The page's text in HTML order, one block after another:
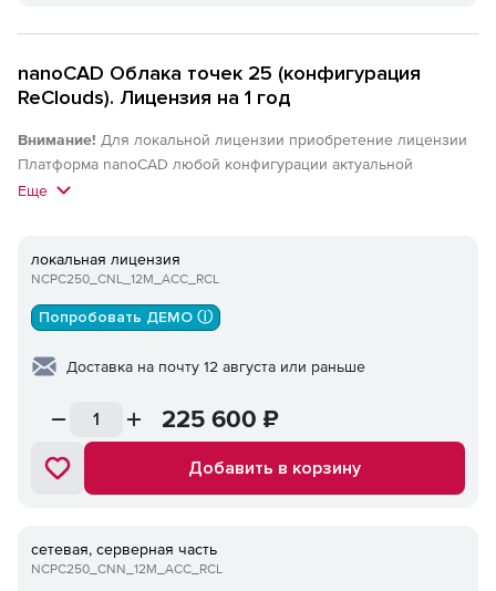
nanoCAD Облака точек 25 (конфигурация
ReClouds). Лицензия на 1 год
Внимание! Для локальной лицензии приобретение лицензии
Платформа nanoCAD любой конфигурации актуальной
(локальной) версии обязательно. Для сетевых лицензий
лицензия актуальной версии обязательно.
Еще
локальная лицензия
NCPC250_CNL_12M_ACC_RCL
Попробовать ДЕМО ⓘ
Доставка на почту 12 августа или раньше
225 600 ₽
Добавить в корзину
сетевая, серверная часть
NCPC250_CNN_12M_ACC_RCL